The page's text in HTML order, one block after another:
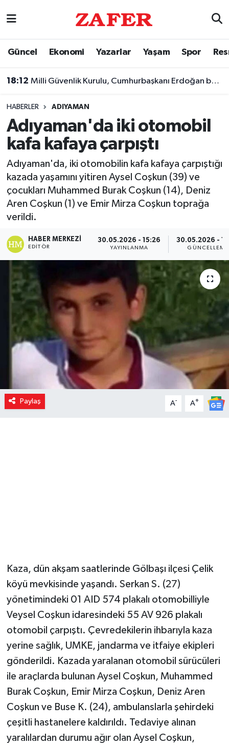
Güncel Ekonomi Yazarlar Yaşam Spor
18:12 Milli Güvenlik Kurulu, Cumhurbaşkanı Erdoğan başkanlığında toplandı
HABERLER ADIYAMAN
Adıyaman'da iki otomobil
kafa kafaya çarpıştı
Adıyaman'da, iki otomobilin kafa kafaya çarpıştığı
kazada yaşamını yitiren Aysel Coşkun (39) ve
çocukları Muhammed Burak Coşkun (14), Deniz
Aren Coşkun (1) ve Emir Mirza Coşkun toprağa
verildi.
HABER MERKEZI
EDITÖR
30.05.2026 - 15:26
YAYINLANMA
30.05.2026 -
GÜNCELLEME
Paylaş A- A+
Kaza, dün akşam saatlerinde Gölbaşı ilçesi Çelik
köyü mevkisinde yaşandı. Serkan S. (27)
yönetimindeki 01 AID 574 plakalı otomobilliyle
Veysel Coşkun idaresindeki 55 AV 926 plakalı
otomobil çarpıştı. Çevredekilerin ihbarıyla kaza
yerine sağlık, UMKE, jandarma ve itfaiye ekipleri
gönderildi. Kazada yaralanan otomobil sürücüleri
ile araçlarda bulunan Aysel Coşkun, Muhammed
Burak Coşkun, Emir Mirza Coşkun, Deniz Aren
Coşkun ve Buse K. (24), ambulanslarla şehirdeki
çeşitli hastanelere kaldırıldı. Tedaviye alınan
yaralılardan durumu ağır olan Aysel Coşkun,
Nöbetçi Eczaneler
Trafik Durumu
Süper Lig Puan Durumu ve Fikstür
Tüm Manşetler
Son Dakika Haberleri
Haber Arşivi